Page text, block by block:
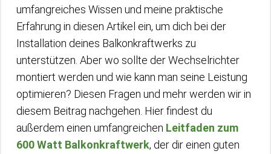
umfangreiches Wissen und meine praktische
Erfahrung in diesen Artikel ein, um dich bei der
Installation deines Balkonkraftwerks zu
unterstützen. Aber wo sollte der Wechselrichter
montiert werden und wie kann man seine Leistung
optimieren? Diesen Fragen und mehr werden wir in
diesem Beitrag nachgehen. Hier findest du
außerdem einen umfangreichen Leitfaden zum
600 Watt Balkonkraftwerk, der dir einen guten